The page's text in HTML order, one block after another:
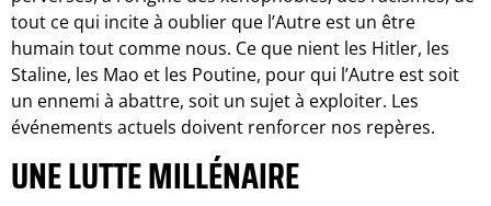
tout ce qui incite à oublier que l’Autre est un être
humain tout comme nous. Ce que nient les Hitler, les
Staline, les Mao et les Poutine, pour qui l’Autre est soit
un ennemi à abattre, soit un sujet à exploiter. Les
événements actuels doivent renforcer nos repères.
UNE LUTTE MILLÉNAIRE